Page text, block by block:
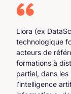
Liora (ex
technologique
acteurs de
formations à
partiel, dans
l’intelligence